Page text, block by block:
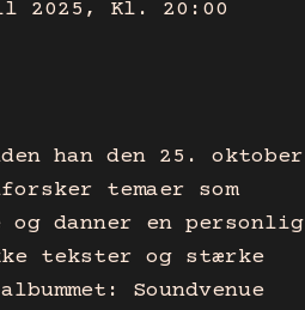
2025, Kl. 20:00
han den 25. oktober
temaer som
danner en personlig
tekster og stærke
Soundvenue